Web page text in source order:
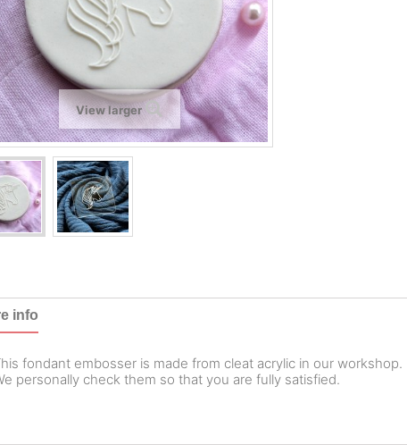
View larger
info
fondant embosser is made from cleat acrylic in our workshop.
personally check them so that you are fully satisfied.